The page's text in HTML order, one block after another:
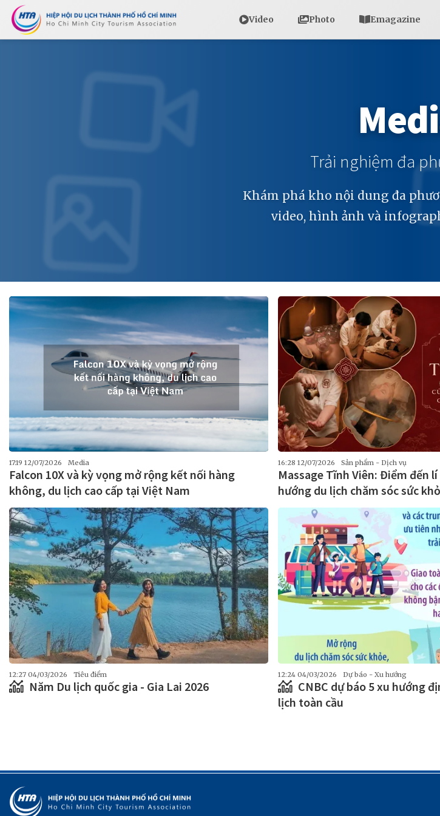
Video Photo Emagazine
Trải nghiệm đa
Khám phá kho nội dung đa
video, hình ảnh và
17:19 12/07/2026 Media
Falcon 10X và kỳ vọng mở rộng kết nối hàng
không, du lịch cao cấp tại Việt Nam
16:28 12/07/2026 Sản phẩm - Dịch vụ
Massage Tĩnh Viên: Điểm đến
hướng du lịch chăm sóc sức
12:27 04/03/2026 Tiêu điểm
Năm Du lịch quốc gia - Gia Lai 2026
12:24 04/03/2026 Dự báo - Xu hướng
CNBC dự báo 5 xu hướng
lịch toàn cầu